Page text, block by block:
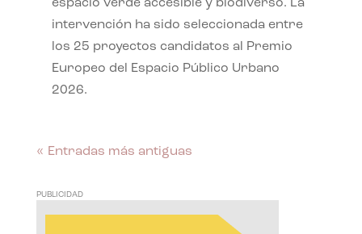
espacio verde accesible y biodiverso. La
intervención ha sido seleccionada entre
los 25 proyectos candidatos al Premio
Europeo del Espacio Público Urbano
2026.
« Entradas más antiguas
PUBLICIDAD